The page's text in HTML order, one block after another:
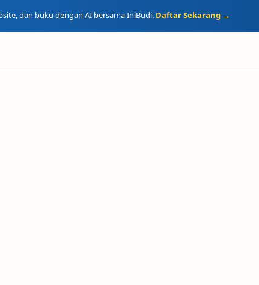
dan buku dengan AI bersama IniBudi. Daftar Sekarang →